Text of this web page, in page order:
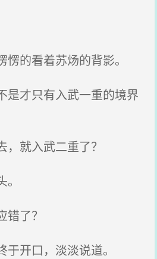
的看着苏炀的背影。
才只有入武一重的境界
就入武二重了？
了？
开口，淡淡说道。